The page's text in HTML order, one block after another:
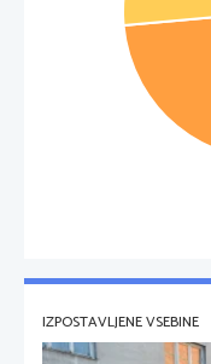
IZPOSTAVLJENE VSEBINE